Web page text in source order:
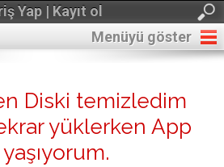
Yap | Kayıt ol
Menüyü göster
Diski temizledim
yüklerken App